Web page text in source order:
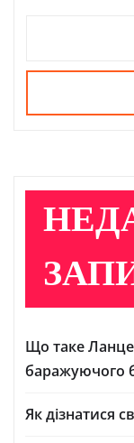
Що таке
баражуючого
Як дізнатися